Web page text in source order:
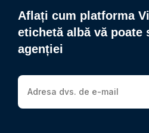
Aflați cum platforma
etichetă albă vă poate
agenției